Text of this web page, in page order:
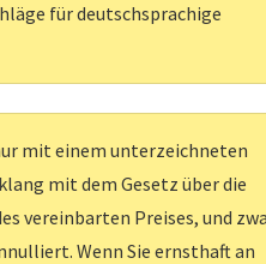
für deutschsprachige
mit einem unterzeichneten
mit dem Gesetz über die
vereinbarten Preises, und
Wenn Sie ernsthaft an